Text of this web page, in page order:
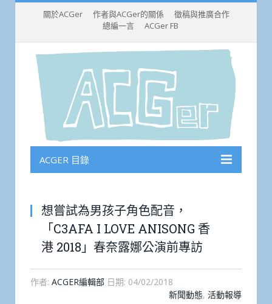
關於ACGer 作者與ACGer的關係
徵稿與推廣合作
總編一言
ACGer FB
ACGER 目錄
想嘗試為男孩子角色配音，
「C3AFA I LOVE ANISONG 香
港 2018」春奈露娜公演前專訪
作者: ACGER編輯部 日期: 04/02/2018
新聞動態, 活動報導